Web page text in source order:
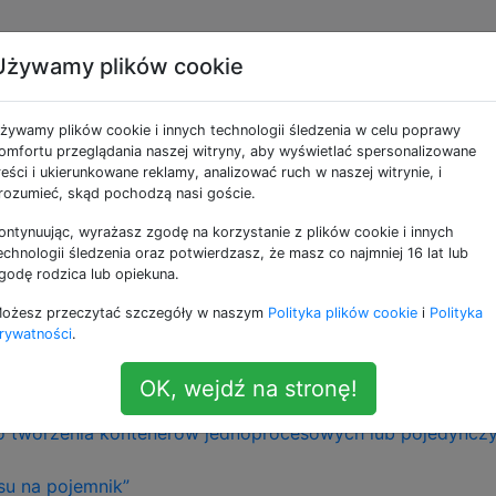
uruchomienie tylko
kontenerze?
opinii istnieje powiedzenie „jeden proces na kontener”.
nie uruchomić ntp, nginx, uwsgi i innych procesów w
wszystkie procesy do działania?
regule:
to zalecany wzorzec projektowy dla aplikacji
tworzenia kontenerów jednoprocesowych lub
na pojemnik”
plików cookie
plików cookie i innych technologii śledzenia w celu poprawy
przeglądania naszej witryny, aby wyświetlać spersonalizowane
i ukierunkowane reklamy, analizować ruch w naszej witrynie, i
skąd pochodzą nasi goście.
wyrażasz zgodę na korzystanie z plików cookie i innych
śledzenia oraz potwierdzasz, że masz co najmniej 16 lat lub
rodzica lub opiekuna.
przeczytać szczegóły w naszym Polityka plików cookie i Polityka
.
OK, wejdź na stronę!